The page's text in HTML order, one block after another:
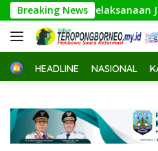
Langsung
ke
konten
Breaking News
Balai Pelaksanaan Jalan
HomeHEADLINE NASIONAL